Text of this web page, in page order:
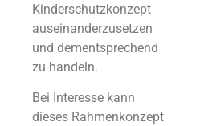
Kinderschutzkonzept
auseinanderzusetzen
und dementsprechend
zu handeln.
Bei Interesse kann
dieses Rahmenkonzept